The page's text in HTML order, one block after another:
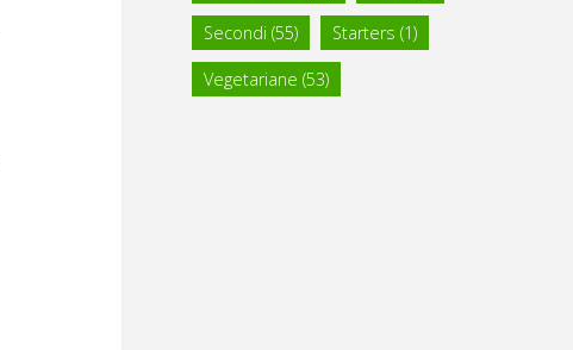
Secondi (55) Starters (1)
Vegetariane (53)